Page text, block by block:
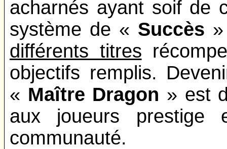
acharnés ayant soif de
système de « Succès
différents titres
objectifs remplis.
« Maître Dragon » est
aux joueurs
communauté.